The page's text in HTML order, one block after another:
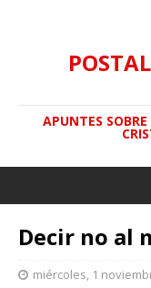
APUNTES
Decir no al
miércoles, 1